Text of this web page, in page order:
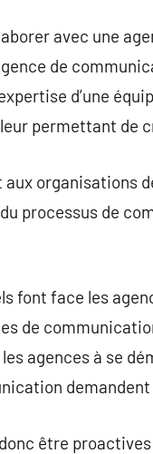
avec une
de
d’une
permettant de
aux organisations
du processus de
font face les
de
agences à se
être